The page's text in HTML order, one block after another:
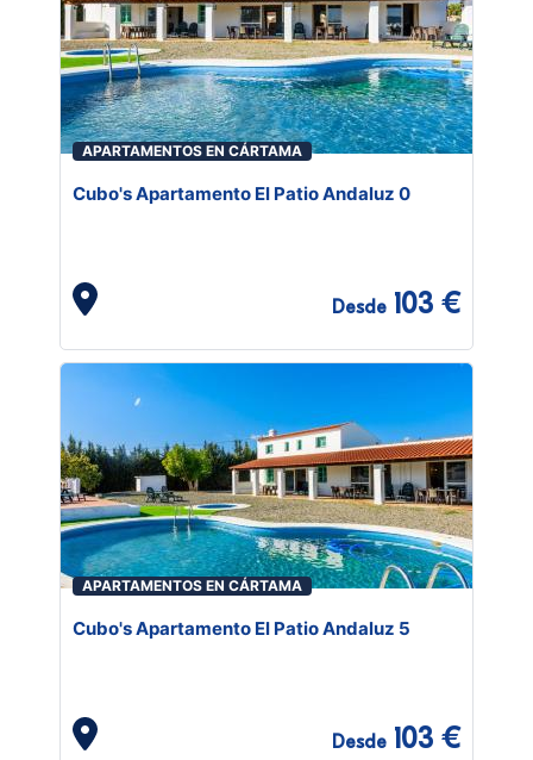
APARTAMENTOS EN CÁRTAMA
Cubo's Apartamento El Patio Andaluz 0
Desde 103 €
APARTAMENTOS EN CÁRTAMA
Cubo's Apartamento El Patio Andaluz 5
Desde 103 €